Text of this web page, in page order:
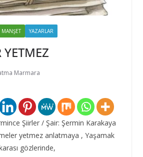
MANŞET YAZARLAR
YETMEZ
Marmara
Şiirler / Şair: Şermin Karakaya
yetmez anlatmaya , Yaşamak
gözlerinde,